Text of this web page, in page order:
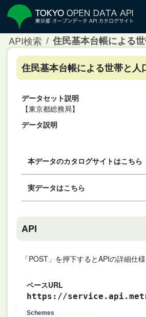
API検索 住民基本台帳による
住民基本台帳による世帯と
データセット説明
【東京都総務局】
データ説明
本データのカタログサイトはこちら
実データはこちら
API
「POST」を押下するとAPIの詳細仕
ベースURL
https://
Schemes